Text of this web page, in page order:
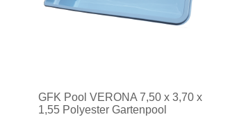
GFK Pool VERONA 7,50 x 3,70 x
1,55 Polyester Gartenpool